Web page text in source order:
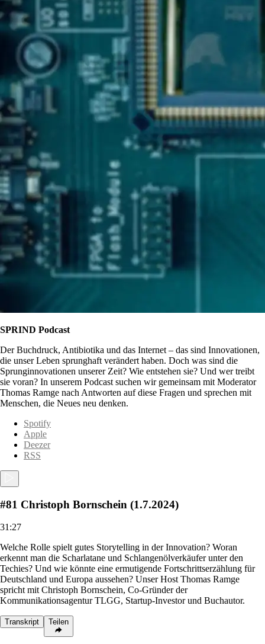
SPRIND Podcast
Der Buchdruck, Antibiotika und das Internet – das sind Innovationen,
die unser Leben sprunghaft verändert haben. Doch was sind die
Sprunginnovationen unserer Zeit? Wie entstehen sie? Und wer treibt
sie voran? In unserem Podcast suchen wir gemeinsam mit Moderator
Thomas Ramge nach Antworten auf diese Fragen und sprechen mit
Menschen, die Neues neu denken.
Spotify
Apple
Deezer
RSS
#81 Christoph Bornschein (1.7.2024)
31:27
Welche Rolle spielt gutes Storytelling in der Innovation? Woran
erkennt man die Scharlatane und Schlangenölverkäufer unter den
Techies? Und wie könnte eine ermutigende Fortschrittserzählung für
Deutschland und Europa aussehen? Unser Host Thomas Ramge
spricht mit Christoph Bornschein, Co-Gründer der
Kommunikationsagentur TLGG, Startup-Investor und Buchautor.
Transkript Teilen